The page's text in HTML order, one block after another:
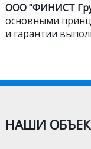
ООО "ФИНИСТ
основными
и гарантии
НАШИ